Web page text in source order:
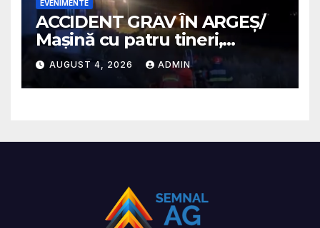
EVENIMENTE
ACCIDENT GRAV ÎN ARGEȘ/
Mașină cu patru tineri,
răsturnată pe un câmp la
Micești/ Doi sunt în stare
gravă
AUGUST 4, 2026 ADMIN